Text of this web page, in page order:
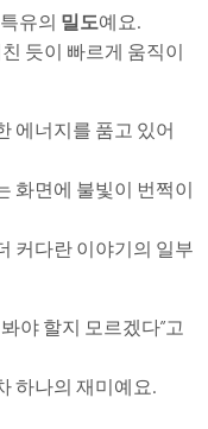
유의 밀도예요.
듯이 빠르게 움직이
에너지를 품고 있어
화면에 불빛이 번쩍이
커다란 이야기의 일부
야 할지 모르겠다”고
하나의 재미예요.